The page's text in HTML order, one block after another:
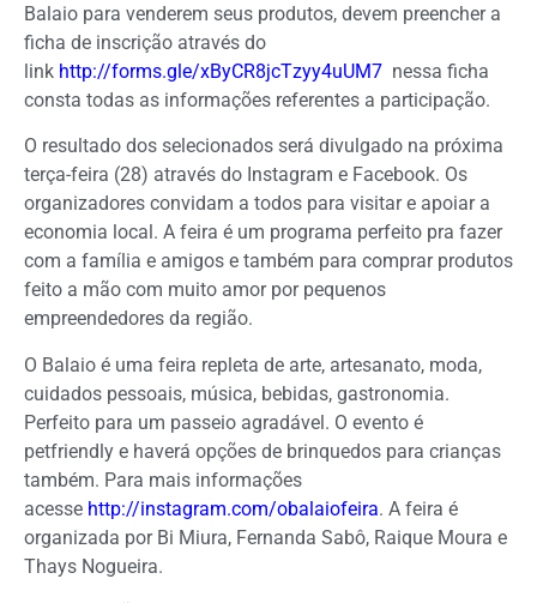
Balaio para venderem seus produtos, devem preencher a
ficha de inscrição através do
link http://forms.gle/xByCR8jcTzyy4uUM7 nessa ficha
consta todas as informações referentes a participação.
O resultado dos selecionados será divulgado na próxima
terça-feira (28) através do Instagram e Facebook. Os
organizadores convidam a todos para visitar e apoiar a
economia local. A feira é um programa perfeito pra fazer
com a família e amigos e também para comprar produtos
feito a mão com muito amor por pequenos
empreendedores da região.
O Balaio é uma feira repleta de arte, artesanato, moda,
cuidados pessoais, música, bebidas, gastronomia.
Perfeito para um passeio agradável. O evento é
petfriendly e haverá opções de brinquedos para crianças
também. Para mais informações
acesse http://instagram.com/obalaiofeira. A feira é
organizada por Bi Miura, Fernanda Sabô, Raique Moura e
Thays Nogueira.